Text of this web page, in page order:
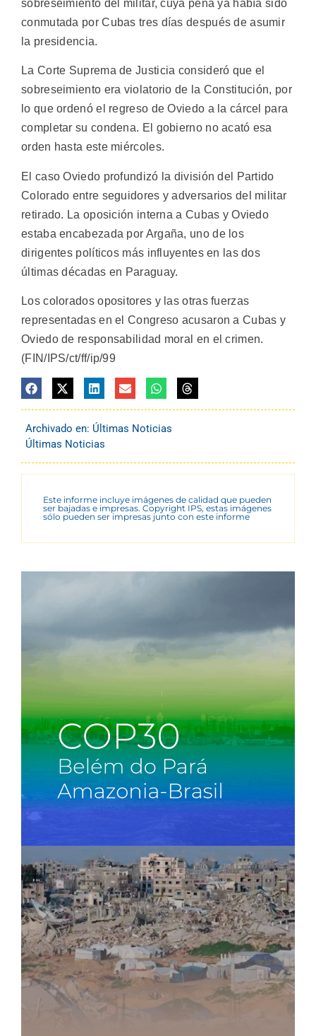
sobreseimiento del militar, cuya pena ya había sido
conmutada por Cubas tres días después de asumir
la presidencia.
La Corte Suprema de Justicia consideró que el
sobreseimiento era violatorio de la Constitución, por
lo que ordenó el regreso de Oviedo a la cárcel para
completar su condena. El gobierno no acató esa
orden hasta este miércoles.
El caso Oviedo profundizó la división del Partido
Colorado entre seguidores y adversarios del militar
retirado. La oposición interna a Cubas y Oviedo
estaba encabezada por Argaña, uno de los
dirigentes políticos más influyentes en las dos
últimas décadas en Paraguay.
Los colorados opositores y las otras fuerzas
representadas en el Congreso acusaron a Cubas y
Oviedo de responsabilidad moral en el crimen.
(FIN/IPS/ct/ff/ip/99
Archivado en: Últimas Noticias
Últimas Noticias
Este informe incluye imágenes de calidad que pueden
ser bajadas e impresas. Copyright IPS, estas imágenes
sólo pueden ser impresas junto con este informe